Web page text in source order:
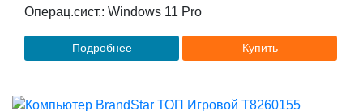
Операц.сист.: Windows 11 Pro
Подробнее Купить